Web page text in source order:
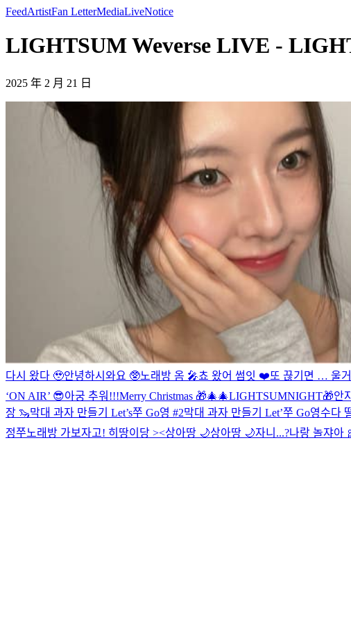
FeedArtistFan LetterMediaLiveNotice
LIGHTSUM Weverse LIVE -
2025 年 2 月 21 日
다시 왔다 🥹안녕하시와요 🥸노래방 옴 🎤쵸 왔어 썸잇 ❤️또 끊기면 … 울
‘ON AIR’ 😎아궁 추워!!!Merry Christmas 🎁🎄🎄LIGHTSUMNIGHT🎁안
장 🦦막대 과자 만들기 Let’s쭈 Go영 #2막대 과자 만들기 Let’쭈 Go영수다
정쭈노래방 가보자고! 히땅이당 ><상아땅 🌙상아땅 🌙자니...?나랑 놀쟈아